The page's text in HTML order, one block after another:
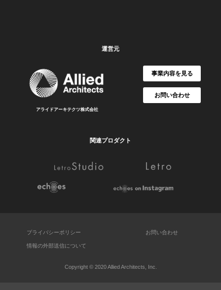
運営元
アライドアーキテクツ株式会社
事業内容を見る
お問い合わせ
関連プロダクト
プライバシーポリシー お問い合わせ
情報の外部送信について
Copyright © 2020 Allied Architects, Inc.